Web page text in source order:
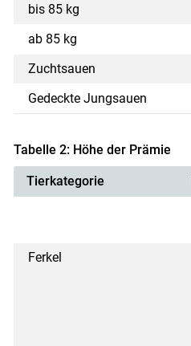
bis 85 kg
ab 85 kg
Zuchtsauen
Gedeckte Jungsauen
Tabelle 2: Höhe der Prämie
Tierkategorie
Ferkel